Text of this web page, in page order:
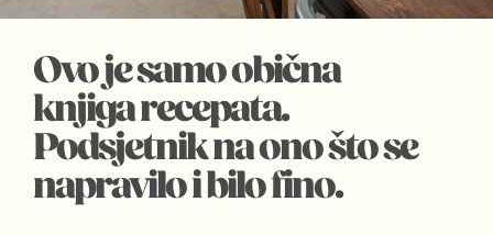
Ovo je samo obična
knjiga recepata.
Podsjetnik na ono što se
napravilo i bilo fino.